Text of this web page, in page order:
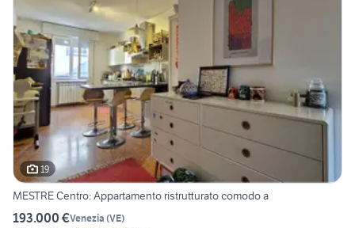
19
MESTRE Centro: Appartamento ristrutturato comodo a
193.000 €Venezia (VE)